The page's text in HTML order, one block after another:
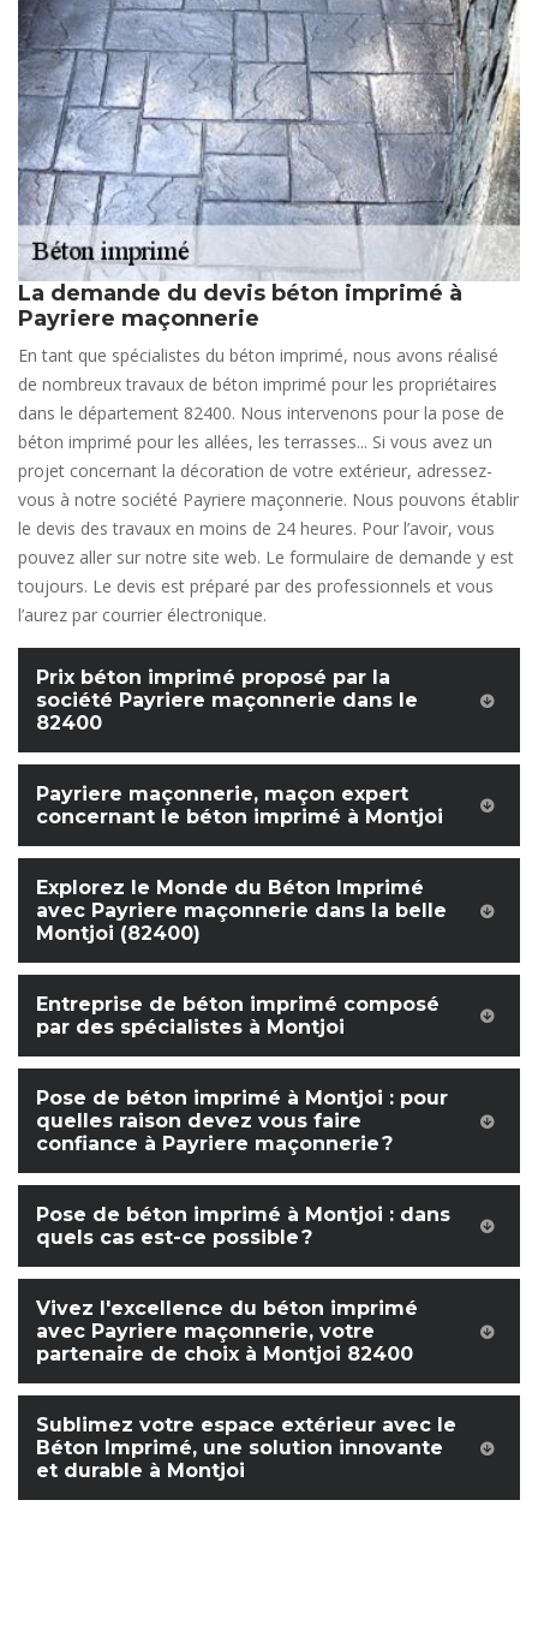
La demande du devis béton imprimé à
Payriere maçonnerie
En tant que spécialistes du béton imprimé, nous avons réalisé
de nombreux travaux de béton imprimé pour les propriétaires
dans le département 82400. Nous intervenons pour la pose de
béton imprimé pour les allées, les terrasses... Si vous avez un
projet concernant la décoration de votre extérieur, adressez-
vous à notre société Payriere maçonnerie. Nous pouvons établir
le devis des travaux en moins de 24 heures. Pour l’avoir, vous
pouvez aller sur notre site web. Le formulaire de demande y est
toujours. Le devis est préparé par des professionnels et vous
l’aurez par courrier électronique.
Prix béton imprimé proposé par la
société Payriere maçonnerie dans le
82400
Payriere maçonnerie, maçon expert
concernant le béton imprimé à Montjoi
Explorez le Monde du Béton Imprimé
avec Payriere maçonnerie dans la belle
Montjoi (82400)
Entreprise de béton imprimé composé
par des spécialistes à Montjoi
Pose de béton imprimé à Montjoi : pour
quelles raison devez vous faire
confiance à Payriere maçonnerie ?
Pose de béton imprimé à Montjoi : dans
quels cas est-ce possible ?
Vivez l'excellence du béton imprimé
avec Payriere maçonnerie, votre
partenaire de choix à Montjoi 82400
Sublimez votre espace extérieur avec le
Béton Imprimé, une solution innovante
et durable à Montjoi